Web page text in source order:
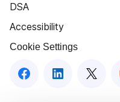
DSA
Accessibility
Cookie Settings